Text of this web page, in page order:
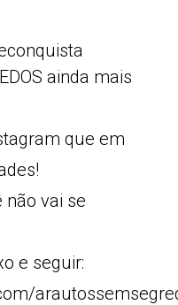
ainda mais
que em
não vai se
e seguir: